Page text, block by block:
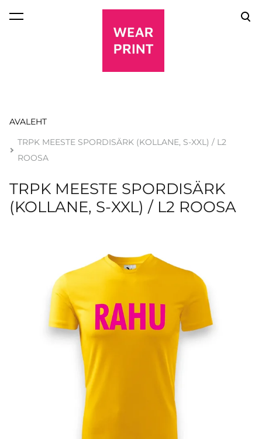
lisati ostukorvi.
AVALEHT
TRPK MEESTE SPORDISÄRK (KOLLANE, S-XXL) / L2
ROOSA
TRPK MEESTE SPORDISÄRK
(KOLLANE, S-XXL) / L2 ROOSA